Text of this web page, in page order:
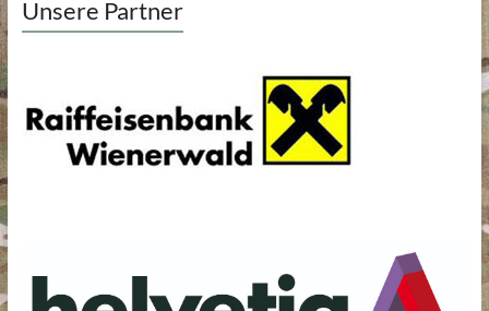
Unsere Partner